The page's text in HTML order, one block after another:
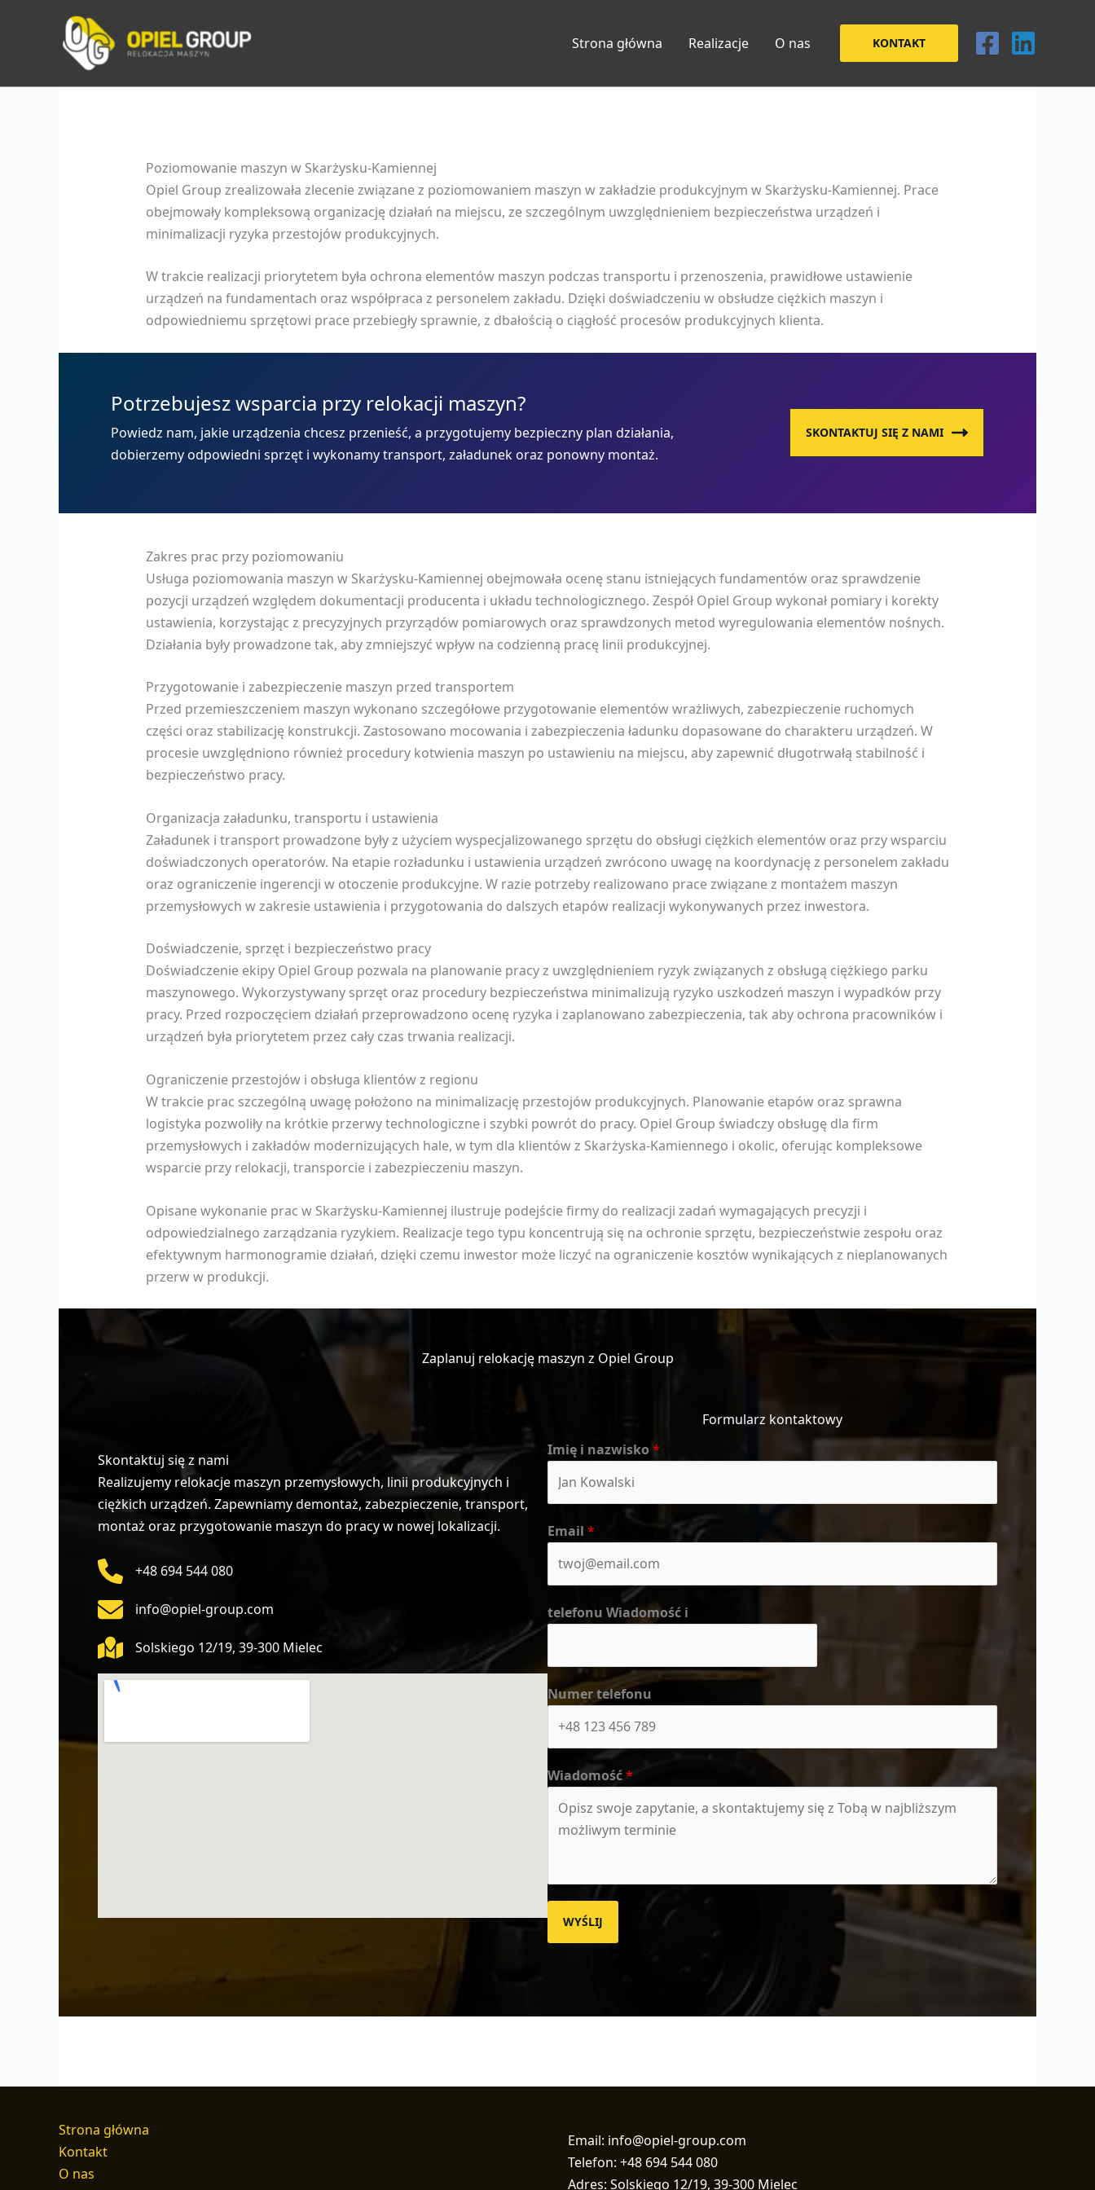
Strona główna Realizacje O nas KONTAKT
Poziomowanie maszyn w Skarżysku-Kamiennej
Opiel Group zrealizowała zlecenie związane z poziomowaniem maszyn w zakładzie produkcyjnym w Skarżysku-Kamiennej. Prace
obejmowały kompleksową organizację działań na miejscu, ze szczególnym uwzględnieniem bezpieczeństwa urządzeń i
minimalizacji ryzyka przestojów produkcyjnych.
W trakcie realizacji priorytetem była ochrona elementów maszyn podczas transportu i przenoszenia, prawidłowe ustawienie
urządzeń na fundamentach oraz współpraca z personelem zakładu. Dzięki doświadczeniu w obsłudze ciężkich maszyn i
odpowiedniemu sprzętowi prace przebiegły sprawnie, z dbałością o ciągłość procesów produkcyjnych klienta.
Potrzebujesz wsparcia przy relokacji maszyn?
Powiedz nam, jakie urządzenia chcesz przenieść, a przygotujemy bezpieczny plan działania,
dobierzemy odpowiedni sprzęt i wykonamy transport, załadunek oraz ponowny montaż.
SKONTAKTUJ SIĘ Z NAMI
Zakres prac przy poziomowaniu
Usługa poziomowania maszyn w Skarżysku-Kamiennej obejmowała ocenę stanu istniejących fundamentów oraz sprawdzenie
pozycji urządzeń względem dokumentacji producenta i układu technologicznego. Zespół Opiel Group wykonał pomiary i korekty
ustawienia, korzystając z precyzyjnych przyrządów pomiarowych oraz sprawdzonych metod wyregulowania elementów nośnych.
Działania były prowadzone tak, aby zmniejszyć wpływ na codzienną pracę linii produkcyjnej.
Przygotowanie i zabezpieczenie maszyn przed transportem
Przed przemieszczeniem maszyn wykonano szczegółowe przygotowanie elementów wrażliwych, zabezpieczenie ruchomych
części oraz stabilizację konstrukcji. Zastosowano mocowania i zabezpieczenia ładunku dopasowane do charakteru urządzeń. W
procesie uwzględniono również procedury kotwienia maszyn po ustawieniu na miejscu, aby zapewnić długotrwałą stabilność i
bezpieczeństwo pracy.
Organizacja załadunku, transportu i ustawienia
Załadunek i transport prowadzone były z użyciem wyspecjalizowanego sprzętu do obsługi ciężkich elementów oraz przy wsparciu
doświadczonych operatorów. Na etapie rozładunku i ustawienia urządzeń zwrócono uwagę na koordynację z personelem zakładu
oraz ograniczenie ingerencji w otoczenie produkcyjne. W razie potrzeby realizowano prace związane z montażem maszyn
przemysłowych w zakresie ustawienia i przygotowania do dalszych etapów realizacji wykonywanych przez inwestora.
Doświadczenie, sprzęt i bezpieczeństwo pracy
Doświadczenie ekipy Opiel Group pozwala na planowanie pracy z uwzględnieniem ryzyk związanych z obsługą ciężkiego parku
maszynowego. Wykorzystywany sprzęt oraz procedury bezpieczeństwa minimalizują ryzyko uszkodzeń maszyn i wypadków przy
pracy. Przed rozpoczęciem działań przeprowadzono ocenę ryzyka i zaplanowano zabezpieczenia, tak aby ochrona pracowników i
urządzeń była priorytetem przez cały czas trwania realizacji.
Ograniczenie przestojów i obsługa klientów z regionu
W trakcie prac szczególną uwagę położono na minimalizację przestojów produkcyjnych. Planowanie etapów oraz sprawna
logistyka pozwoliły na krótkie przerwy technologiczne i szybki powrót do pracy. Opiel Group świadczy obsługę dla firm
przemysłowych i zakładów modernizujących hale, w tym dla klientów z Skarżyska-Kamiennego i okolic, oferując kompleksowe
wsparcie przy relokacji, transporcie i zabezpieczeniu maszyn.
Opisane wykonanie prac w Skarżysku-Kamiennej ilustruje podejście firmy do realizacji zadań wymagających precyzji i
odpowiedzialnego zarządzania ryzykiem. Realizacje tego typu koncentrują się na ochronie sprzętu, bezpieczeństwie zespołu oraz
efektywnym harmonogramie działań, dzięki czemu inwestor może liczyć na ograniczenie kosztów wynikających z nieplanowanych
przerw w produkcji.
Zaplanuj relokację maszyn z Opiel Group
Skontaktuj się z nami
Realizujemy relokacje maszyn przemysłowych, linii produkcyjnych i
ciężkich urządzeń. Zapewniamy demontaż, zabezpieczenie, transport,
montaż oraz przygotowanie maszyn do pracy w nowej lokalizacji.
+48 694 544 080
info@opiel-group.com
Solskiego 12/19, 39-300 Mielec
Formularz kontaktowy
Imię i nazwisko *
Email *
telefonu Wiadomość i
Numer telefonu
Wiadomość*
WYŚLIJ
Strona główna
Kontakt
O nas
Email: info@opiel-group.com
Telefon: +48 694 544 080
Adres: Solskiego 12/19, 39-300 Mielec